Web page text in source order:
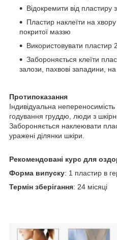
Відокремити від пластиру
Пластир наклеїти на
покритої маззю
Використовувати пластир
Забороняється клеїти
залози, пахвові западини,
Протипоказання
Індивідуальна непереносимість
годування груддю, люди з
Забороняється наклеювати
уражені ділянки шкіри.
Рекомендовані курс для
Форма випуску: 1 пластир в
Термін зберігання: 24 місяці